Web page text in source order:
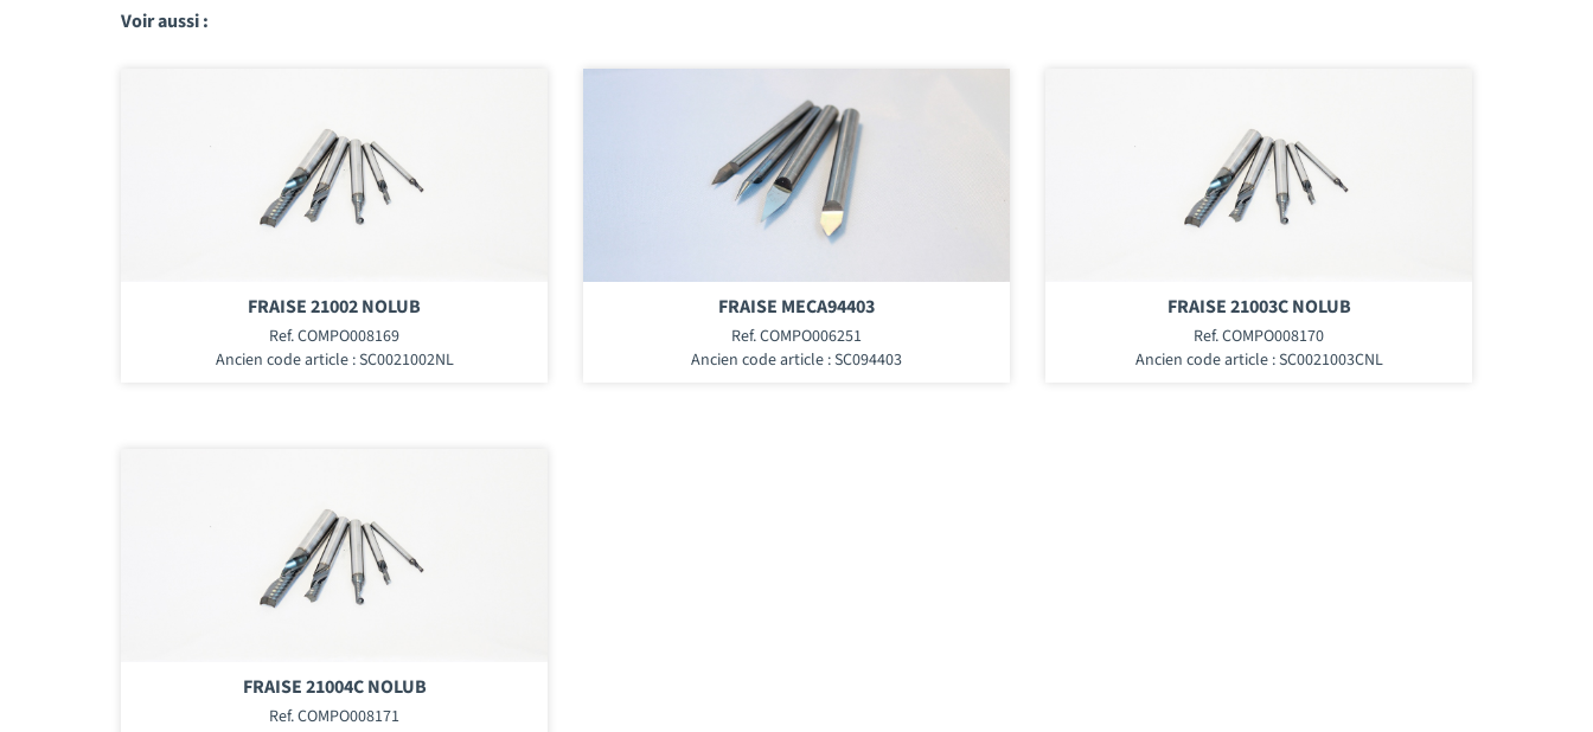
Voir aussi :
FRAISE 21002 NOLUB
Ref. COMPO008169
Ancien code article : SC0021002NL
FRAISE MECA94403
Ref. COMPO006251
Ancien code article : SC094403
FRAISE 21003C NOLUB
Ref. COMPO008170
Ancien code article : SC0021003CNL
FRAISE 21004C NOLUB
Ref. COMPO008171